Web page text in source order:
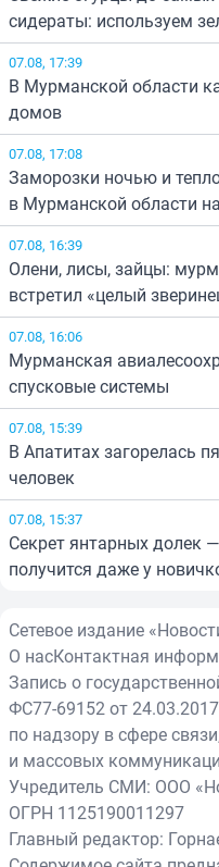
сидераты: используем
07.08, 17:39
В Мурманской области
домов
07.08, 17:08
Заморозки ночью и
в Мурманской области
07.08, 16:39
Олени, лисы, зайцы:
встретил «целый
07.08, 16:06
Мурманская
спусковые системы
07.08, 15:39
В Апатитах загорелась
человек
07.08, 15:37
Секрет янтарных долек
получится даже у
Сетевое издание
О насКонтактная
Запись о
ФС77-69152 от
по надзору в сфере
и массовых
Учредитель СМИ: ООО
ОГРН 1125190011297
Главный редактор: